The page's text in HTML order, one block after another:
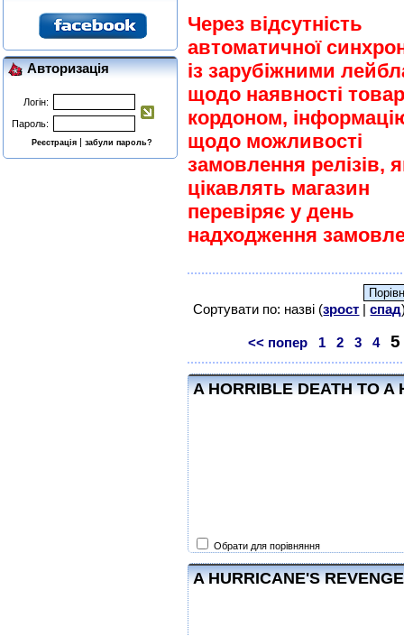
Авторизація
Логін:
Пароль:
Реєстрація |забули пароль?
Через відсутність
автоматичної
із зарубіжними
щодо наявності
кордоном,
щодо можливості
замовлення релізів,
цікавлять магазин
перевіряє у день
надходження
Сортувати по: назві (зрост |спад
<< попер 1 2 3 4 5
A HORRIBLE DEATH TO
Обрати для порівняння
A HURRICANE'S